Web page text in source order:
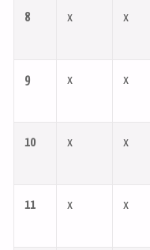
8 x x
9 x x
10 x x
11 x x